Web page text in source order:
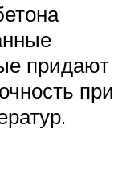
придают
при